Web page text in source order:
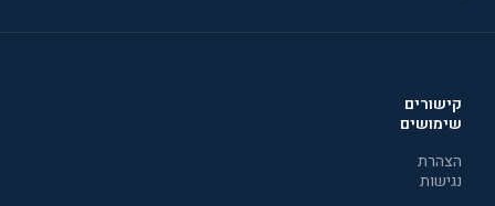
קישורים
שימושים
הצהרת
נגישות